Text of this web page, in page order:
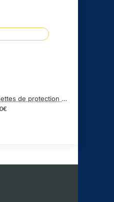
Lunettes de protection balistique RACERS MIROIR DORE